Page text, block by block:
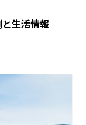
生活情報